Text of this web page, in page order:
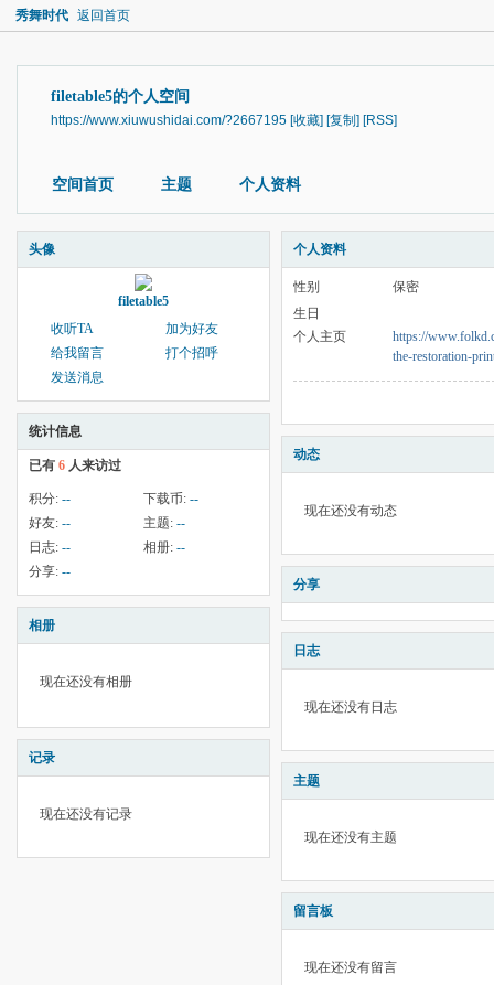
秀舞时代 返回首页
filetable5的个人空间
https://www.xiuwushidai.com/?2667195 [收藏] [复制] [RSS]
空间首页 主题 个人资料
头像
filetable5
收听TA
加为好友
给我留言
打个招呼
发送消息
统计信息
已有 6 人来访过
积分: -- 下载币: --
好友: -- 主题: --
日志: -- 相册: --
分享: --
相册
现在还没有相册
记录
现在还没有记录
个人资料
性别
保密
生日
个人主页
https://
the-restoration-
动态
现在还没有动态
分享
日志
现在还没有日志
主题
现在还没有主题
留言板
现在还没有留言